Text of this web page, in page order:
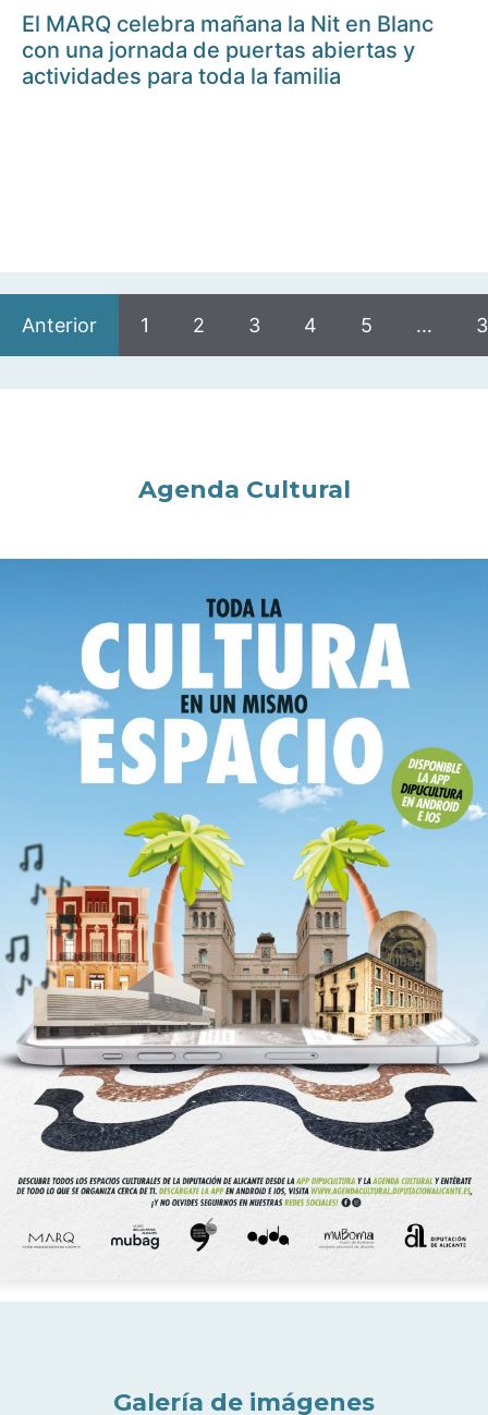
El MARQ celebra mañana la Nit en Blanc
con una jornada de puertas abiertas y
actividades para toda la familia
Anterior 1 2 3 4 5 …
Agenda Cultural
Galería de imágenes